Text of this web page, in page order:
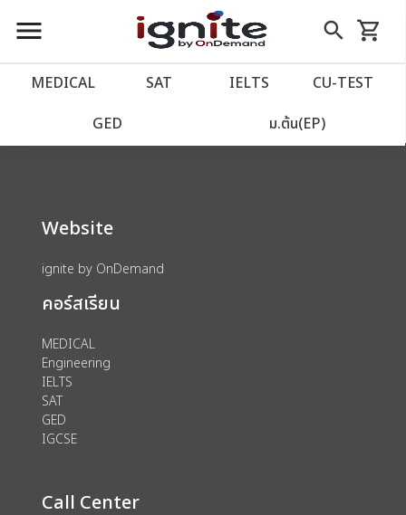
close
account_balance หน้าแรก
เว็บไซต์อิกไนท์
import_contacts วางแผนการเรียน
account_circle เข้าสู่ระบบ
assignment ลงทะเบียน
menu search
Skip
to
shopping_cart
รถเข็น
MEDICAL SAT IELTS CU‑TEST
GED ม.ต้น(EP)
We could not find anything for 80002125
Website
ignite by OnDemand
คอร์สเรียน
MEDICAL
Engineering
IELTS
SAT
GED
IGCSE
Call Center